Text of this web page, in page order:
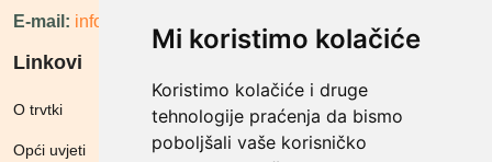
Mi koristimo kolačiće
Koristimo kolačiće i druge
tehnologije praćenja da bismo
poboljšali vaše korisničko
E-mail: info@megashop.hr
Linkovi
O trvtki
Opći uvjeti